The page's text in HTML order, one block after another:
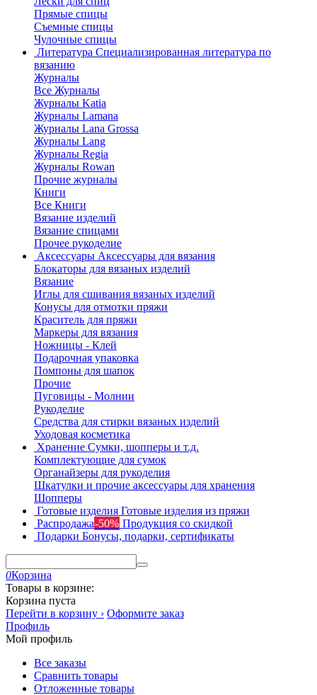
Прямые спицы
Съемные спицы
Чулочные спицы
Литература Специализированная литература по
вязанию
Журналы
Все Журналы
Журналы Katia
Журналы Lamana
Журналы Lana Grossa
Журналы Lang
Журналы Regia
Журналы Rowan
Прочие журналы
Книги
Все Книги
Вязание изделий
Вязание спицами
Прочее рукоделие
Аксессуары Аксессуары для вязания
Блокаторы для вязаных изделий
Вязание
Иглы для сшивания вязаных изделий
Конусы для отмотки пряжи
Краситель для пряжи
Маркеры для вязания
Ножницы - Клей
Подарочная упаковка
Помпоны для шапок
Прочие
Пуговицы - Молнии
Рукоделие
Средства для стирки вязаных изделий
Уходовая косметика
Хранение Сумки, шопперы и т.д.
Комплектующие для сумок
Органайзеры для рукоделия
Шкатулки и прочие аксессуары для хранения
Шопперы
Готовые изделия Готовые изделия из пряжи
Распродажа-50% Продукция со скидкой
Подарки Бонусы, подарки, сертификаты
0Корзина
Товары в корзине:
Корзина пуста
Перейти в корзину › Оформите заказ
Профиль
Мой профиль
Все заказы
Сравнить товары
Отложенные товары